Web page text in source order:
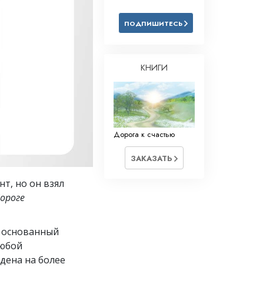
Решение проблемы наркотиков
Этика и состояния
Причина подавления
Расследования
Основы организации
но он взял
на более
ПОДПИШИТЕСЬ
КНИГИ
Дорога к счастью
ЗАКАЗАТЬ